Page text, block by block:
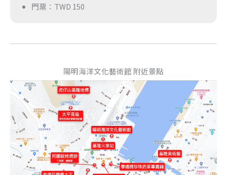
門票：TWD 150
陽明海洋文化藝術館 附近景點